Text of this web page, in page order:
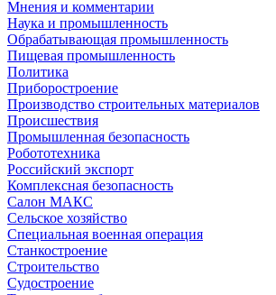
Мнения и комментарии
Наука и промышленность
Обрабатывающая промышленность
Пищевая промышленность
Политика
Приборостроение
Производство строительных материалов
Происшествия
Промышленная безопасность
Робототехника
Российский экспорт
Комплексная безопасность
Салон МАКС
Сельское хозяйство
Специальная военная операция
Станкостроение
Строительство
Судостроение